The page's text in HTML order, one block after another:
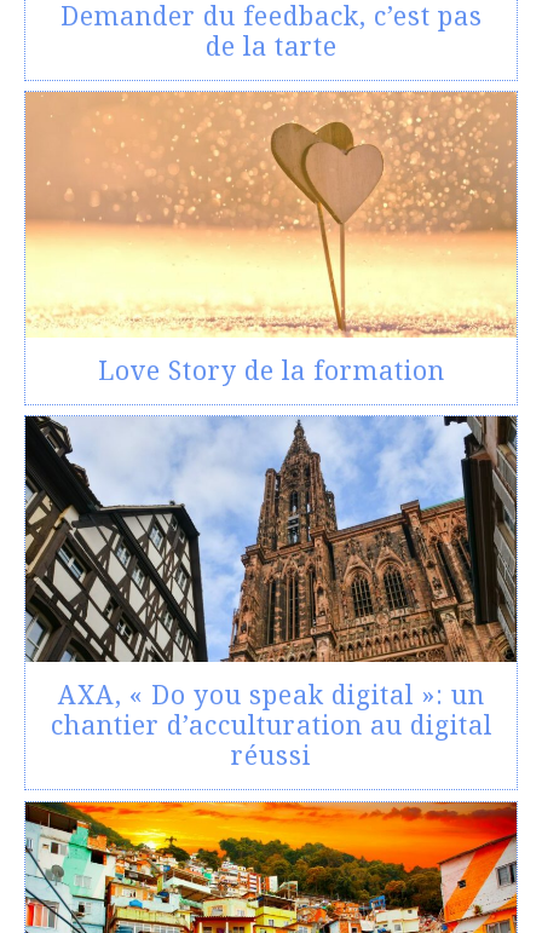
Demander du feedback, c’est pas
de la tarte
Love Story de la formation
AXA, « Do you speak digital »: un
chantier d’acculturation au digital
réussi